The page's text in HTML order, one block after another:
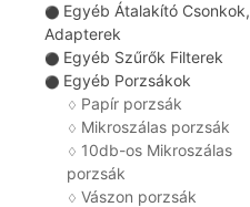
⚫ Egyéb Átalakító Csonkok,
Adapterek
⚫ Egyéb Szűrők Filterek
⚫ Egyéb Porzsákok
♢ Papír porzsák
♢ Mikroszálas porzsák
♢ 10db-os Mikroszálas
porzsák
♢ Vászon porzsák